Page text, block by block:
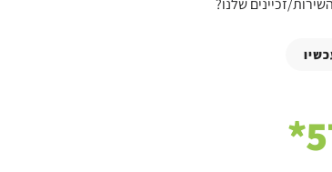
זכיינים שלנו?